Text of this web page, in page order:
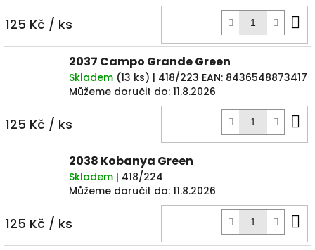
125 Kč / ks
2037 Campo Grande Green
Skladem (13 ks) | 418/223 EAN: 8436548873417
Můžeme doručit do: 11.8.2026
125 Kč / ks
2038 Kobanya Green
Skladem | 418/224
Můžeme doručit do: 11.8.2026
125 Kč / ks